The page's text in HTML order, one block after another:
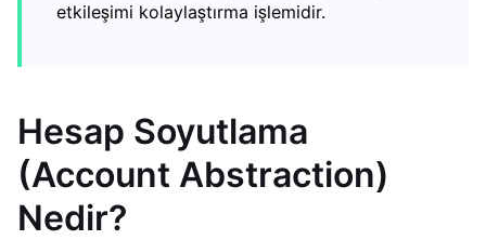
etkileşimi kolaylaştırma işlemidir.
Hesap Soyutlama
(Account Abstraction)
Nedir?